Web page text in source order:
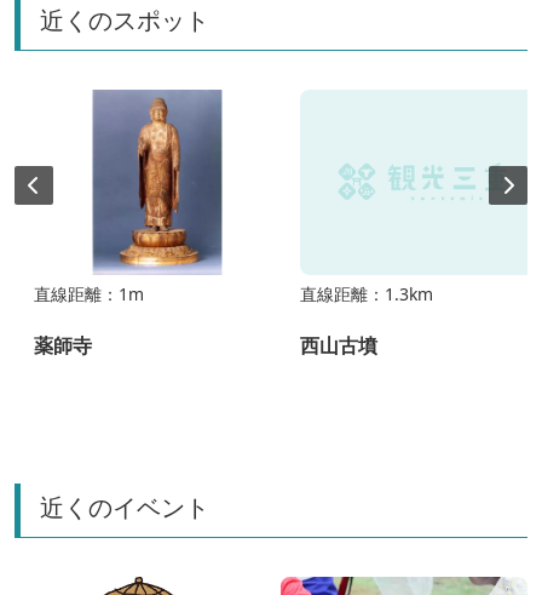
近くのスポット
直線距離：1m
薬師寺
直線距離：1.3km
西山古墳
近くのイベント